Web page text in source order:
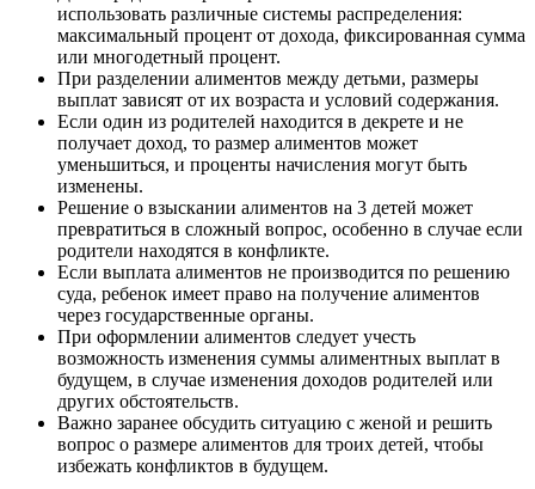
использовать различные системы распределения:
максимальный процент от дохода, фиксированная сумма
или многодетный процент.
При разделении алиментов между детьми, размеры
выплат зависят от их возраста и условий содержания.
Если один из родителей находится в декрете и не
получает доход, то размер алиментов может
уменьшиться, и проценты начисления могут быть
изменены.
Решение о взыскании алиментов на 3 детей может
превратиться в сложный вопрос, особенно в случае если
родители находятся в конфликте.
Если выплата алиментов не производится по решению
суда, ребенок имеет право на получение алиментов
через государственные органы.
При оформлении алиментов следует учесть
возможность изменения суммы алиментных выплат в
будущем, в случае изменения доходов родителей или
других обстоятельств.
Важно заранее обсудить ситуацию с женой и решить
вопрос о размере алиментов для троих детей, чтобы
избежать конфликтов в будущем.